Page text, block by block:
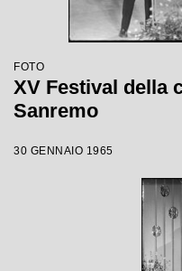
FOTO
XV Festival della
Sanremo
30 GENNAIO 1965